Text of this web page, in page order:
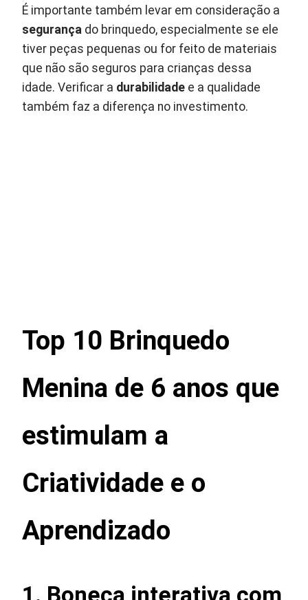
É importante também levar em consideração a
segurança do brinquedo, especialmente se ele
tiver peças pequenas ou for feito de materiais
que não são seguros para crianças dessa
idade. Verificar a durabilidade e a qualidade
também faz a diferença no investimento.
Top 10 Brinquedo
Menina de 6 anos que
estimulam a
Criatividade e o
Aprendizado
1. Boneca interativa com